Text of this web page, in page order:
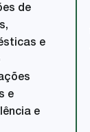
de
e
e
e